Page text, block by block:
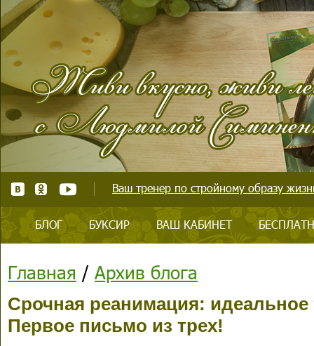
Ваш тренер по стройному образу
БЛОГ БУКСИР ВАШ КАБИНЕТ
Главная / Архив блога
Срочная реанимация: идеальное
Первое письмо из трех!